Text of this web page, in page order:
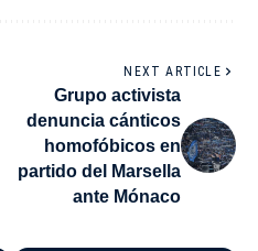
NEXT ARTICLE
Grupo activista
denuncia cánticos
homofóbicos en
partido del Marsella
ante Mónaco